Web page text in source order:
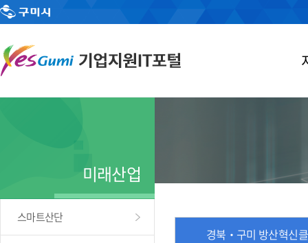
미래산업
스마트산단
경북‧구미 방산혁신